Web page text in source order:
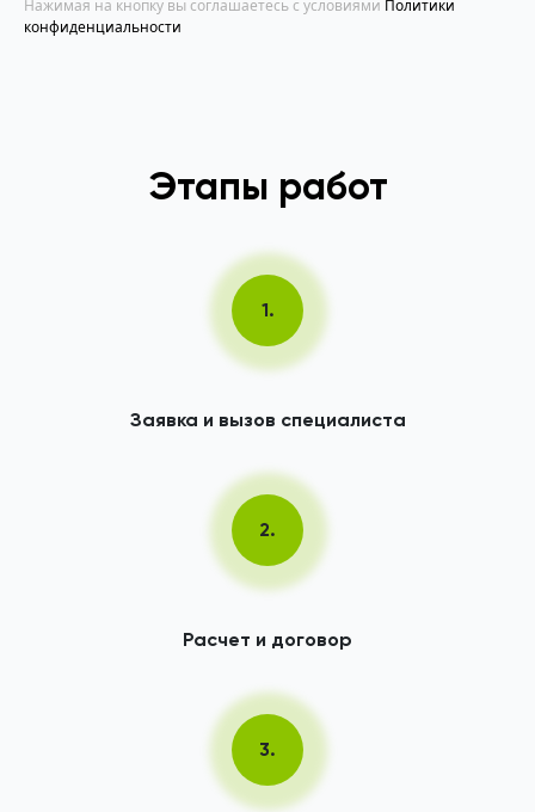
Нажимая на кнопку вы соглашаетесь с условиями Политики
конфиденциальности
Этапы работ
1.
Заявка и вызов специалиста
2.
Расчет и договор
3.